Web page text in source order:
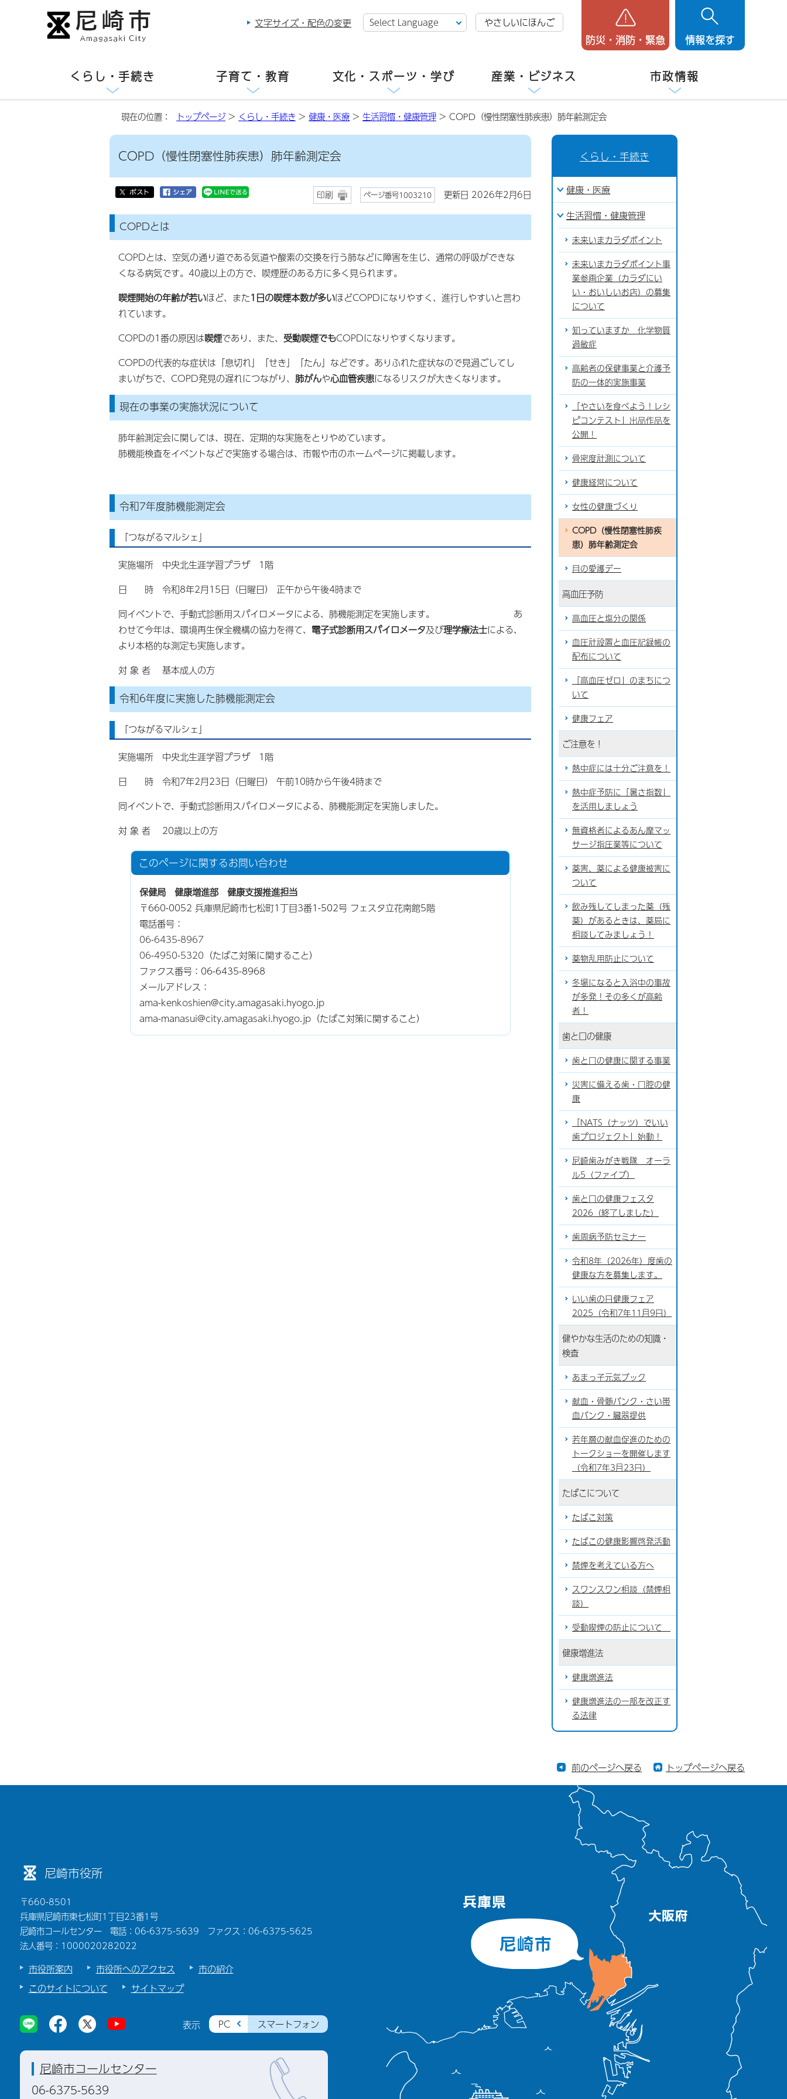
文字サイズ・配色の変更 やさしいにほんご
防災・消防・緊急 情報を探す
くらし・手続き 子育て・教育 文化・スポーツ・学び 産業・ビジネス 市政情報
現在の位置： トップページ> くらし・手続き > 健康・医療 > 生活習慣・健康管理 > COPD（慢性閉塞性肺疾患）肺年齢測定会
COPD（慢性閉塞性肺疾患）肺年齢測定会
印刷 ページ番号1003210 更新日 2026年2月6日
COPDとは
COPDとは、空気の通り道である気道や酸素の交換を行う肺などに障害を生じ、通常の呼吸ができな
くなる病気です。40歳以上の方で、喫煙歴のある方に多く見られます。
喫煙開始の年齢が若いほど、また1日の喫煙本数が多いほどCOPDになりやすく、進行しやすいと言わ
れています。
COPDの1番の原因は喫煙であり、また、 受動喫煙でもCOPDになりやすくなります。
COPDの代表的な症状は「息切れ」「せき」「たん」などです。ありふれた症状なので見過ごしてし
まいがちで、COPD発見の遅れにつながり、 肺がんや心血管疾患になるリスクが大きくなります。
現在の事業の実施状況について
肺年齢測定会に関しては、現在、定期的な実施をとりやめています。
肺機能検査をイベントなどで実施する場合は、市報や市のホームページに掲載します。
令和7年度肺機能測定会
「つながるマルシェ」
実施場所 中央北生涯学習プラザ 1階
日 時 令和8年2月15日（日曜日） 正午から午後4時まで
同イベントで、手動式診断用スパイロメータによる、肺機能測定を実施します。 あ
わせて今年は、環境再生保全機構の協力を得て、 電子式診断用スパイロメータ及び理学療法士による、
より本格的な測定も実施します。
対 象 者 基本成人の方
令和6年度に実施した肺機能測定会
「つながるマルシェ」
実施場所 中央北生涯学習プラザ 1階
日 時 令和7年2月23日（日曜日） 午前10時から午後4時まで
同イベントで、手動式診断用スパイロメータによる、肺機能測定を実施しました。
対 象 者 20歳以上の方
このページに関するお問い合わせ
保健局 健康増進部 健康支援推進担当
〒660-0052 兵庫県尼崎市七松町1丁目3番1-502号 フェスタ立花南館5階
電話番号：
06-6435-8967
06-4950-5320 （たばこ対策に関すること）
ファクス番号：06-6435-8968
メールアドレス：
ama-kenkoshien@city.amagasaki.hyogo.jp
ama-manasui@city.amagasaki.hyogo.jp（たばこ対策に関すること）
くらし・手続き
健康・医療
生活習慣・健康管理
未来いまカラダポイント
未来いまカラダポイント事
業参画企業（カラダにい
い・おいしいお店）の募集
について
知っていますか 化学物質
過敏症
高齢者の保健事業と介護予
防の一体的実施事業
「やさいを食べよう！レシ
ピコンテスト」出品作品を
公開！
骨密度計測について
健康経営について
女性の健康づくり
COPD（慢性閉塞性肺疾
患）肺年齢測定会
目の愛護デー
高血圧予防
高血圧と塩分の関係
血圧計設置と血圧記録帳の
配布について
「高血圧ゼロ」のまちにつ
いて
健康フェア
ご注意を！
熱中症には十分ご注意を！
熱中症予防に「暑さ指数」
を活用しましょう
無資格者によるあん摩マッ
サージ指圧業等について
薬害、薬による健康被害に
ついて
飲み残してしまった薬（残
薬）があるときは、薬局に
相談してみましょう！
薬物乱用防止について
冬場になると入浴中の事故
が多発！その多くが高齢
者！
歯と口の健康
歯と口の健康に関する事業
災害に備える歯・口腔の健
康
「NATS（ナッツ）でいい
歯プロジェクト」始動！
尼崎歯みがき戦隊 オーラ
ル5（ファイブ）
歯と口の健康フェスタ
2026（終了しました）
歯周病予防セミナー
令和8年（2026年）度歯の
健康な方を募集します。
いい歯の日健康フェア
2025（令和7年11月9日）
健やかな生活のための知識・
検査
あまっ子元気ブック
献血・骨髄バンク・さい帯
血バンク・臓器提供
若年層の献血促進のための
トークショーを開催します
（令和7年3月23日）
たばこについて
たばこ対策
たばこの健康影響啓発活動
禁煙を考えている方へ
スワンスワン相談（禁煙相
談）
受動喫煙の防止について
健康増進法
健康増進法
健康増進法の一部を改正す
る法律
前のページへ戻る トップページへ戻る
尼崎市役所
〒660-8501
兵庫県尼崎市東七松町1丁目23番1号
尼崎市コールセンター 電話：06-6375-5639 ファクス：06-6375-5625
法人番号：1000020282022
市役所案内 市役所へのアクセス
市の紹介
このサイトについて
サイトマップ
表示 PC スマートフォン
尼崎市コールセンター
06-6375-5639